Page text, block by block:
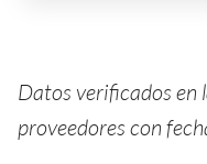
Datos verificados en
proveedores con